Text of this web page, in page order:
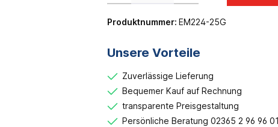
Produktnummer: EM224-25G
Unsere Vorteile
Zuverlässige Lieferung
Bequemer Kauf auf Rechnung
transparente Preisgestaltung
Persönliche Beratung 02365 2 96 96 01